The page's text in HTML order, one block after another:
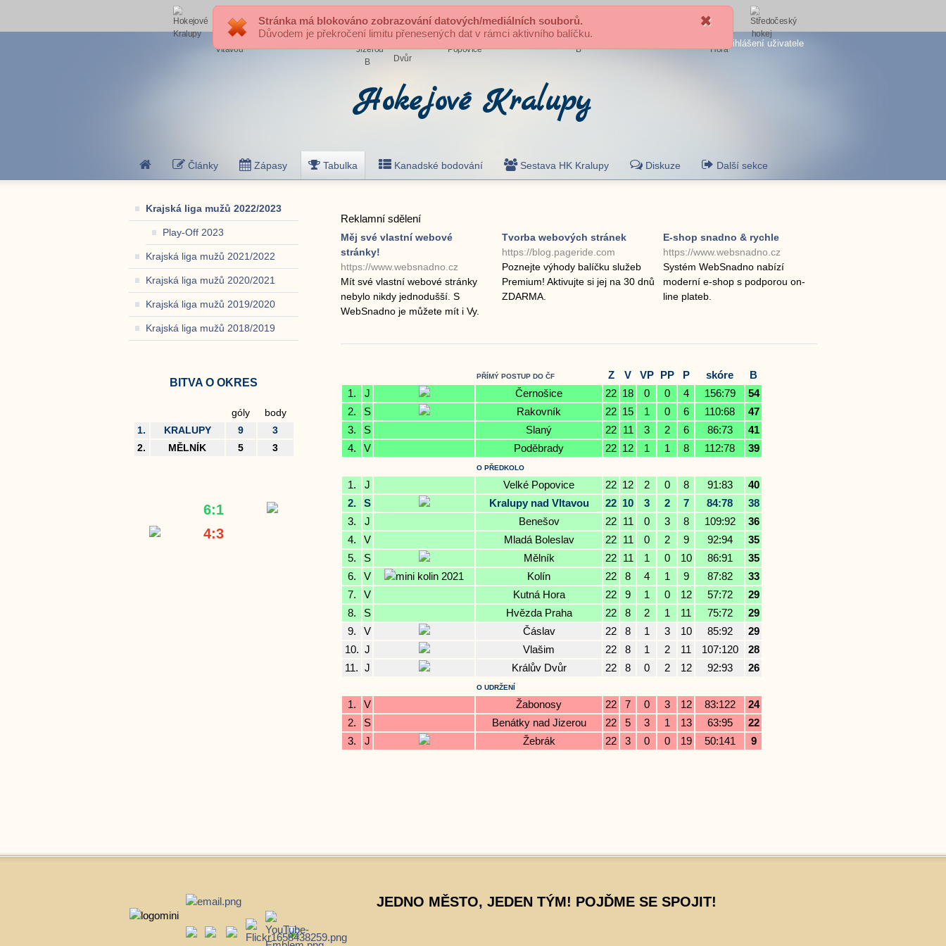
Stránka má blokováno zobrazování datových/mediálních souborů.
Důvodem je překročení limitu přenesených dat v rámci aktivního balíčku.
Přihlášení uživatele
Hokejové Kralupy
Články Zápasy Tabulka Kanadské bodování Sestava HK Kralupy Diskuze Další sekce
Reklamní sdělení
Měj své vlastní webové
stránky!
https://www.websnadno.cz
Mít své vlastní webové stránky
nebylo nikdy jednodušší. S
WebSnadno je můžete mít i Vy.
Tvorba webových stránek
https://blog.pageride.com
Poznejte výhody balíčku služeb
Premium! Aktivujte si jej na 30 dnů
ZDARMA.
E-shop snadno & rychle
https://www.websnadno.cz
Systém WebSnadno nabízí
moderní e-shop s podporou on-
line plateb.
PŘÍMÝ POSTUP DO ČF Z V VP PP P skóre
B
1.
J Černošice 22 18 0 0 4 156:79
54
2.
S Rakovník 22 15 1 0 6 110:68
47
3.
S Slaný 22 11 3 2 6 86:73
41
4.
V Poděbrady 22 12 1 1 8 112:78 39
O PŘEDKOLO
1. J Velké Popovice 22 12 2 0 8 91:83
40
2.
S Kralupy nad Vltavou 22 10 3 2 7 84:78
38
3.
J Benešov 22 11 0 3 8 109:92
36
4.
V Mladá Boleslav 22 11 0 2 9 92:94
35
5.
S Mělník 22 11 1 0 10 86:91
35
6.
V Kolín 22 8 4 1 9 87:82
33
7.
V Kutná Hora 22 9 1 0 12 57:72
29
8.
S Hvězda Praha 22 8 2 1 11 75:72
29
9.
V Čáslav 22 8 1 3 10 85:92
29
10. J Vlašim 22 8 1 2 11 107:120
28
11. J Králův Dvůr 22 8 0 2 12 92:93 26
O UDRŽENÍ
1. V Žabonosy 22 7 0 3 12 83:122
24
2.
S Benátky nad Jizerou 22 5 3 1 13 63:95
22
3.
J Žebrák 22 3 0 0 19 50:141 9
Krajská liga mužů 2022/2023
Play-Off 2023
Krajská liga mužů 2021/2022
Krajská liga mužů 2020/2021
Krajská liga mužů 2019/2020
Krajská liga mužů 2018/2019
BITVA O OKRES
góly
body
1.
KRALUPY 9
3
2.
MĚLNÍK 5 3
6:1
4:3
JEDNO MĚSTO, JEDEN TÝM! POJĎME SE SPOJIT!